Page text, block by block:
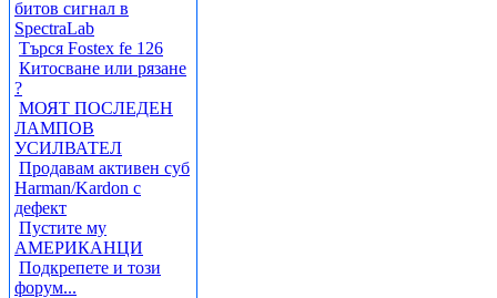
битов сигнал в
SpectraLab
Търся Fostex fe 126
Китосване или рязане
?
МОЯТ ПОСЛЕДЕН
ЛАМПОВ
УСИЛВАТЕЛ
Продавам активен суб
Harman/Kardon с
дефект
Пустите му
АМЕРИКАНЦИ
Подкрепете и този
форум...